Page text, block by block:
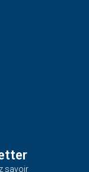
savoir